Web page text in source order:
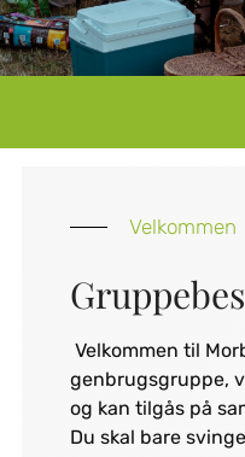
Velkommen
Velkommen til
genbrugsgruppe,
og kan tilgås på
Du skal bare